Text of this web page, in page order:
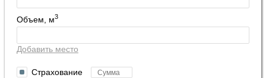
Объем, м3
Добавить место
Страхование